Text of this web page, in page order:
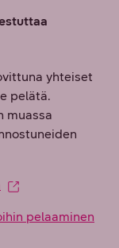
yhteiset
pelätä.
muassa
pelaaminen